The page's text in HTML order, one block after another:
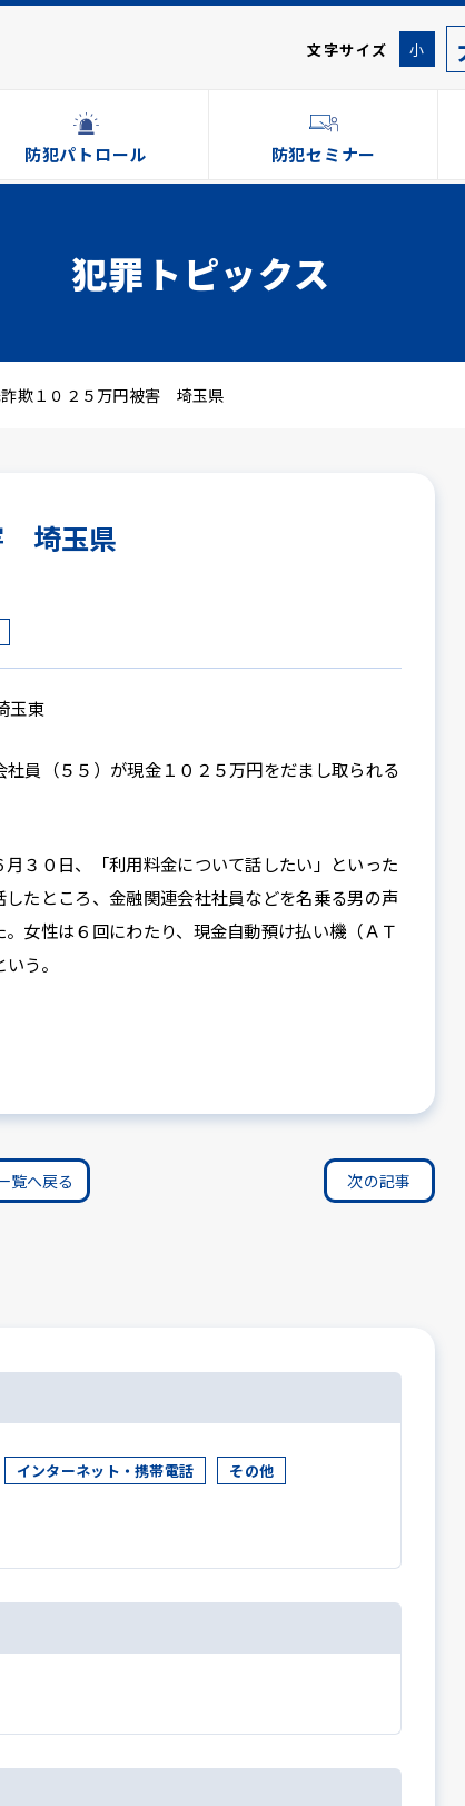
文字サイズ 小
防犯パトロール 防犯セミナー
犯罪トピックス
欺１０２５万円被害 埼玉県
埼玉県
玉東
員（５５）が現金１０２５万円をだまし取られる
３０日、「利用料金について話したい」といった
たところ、金融関連会社社員などを名乗る男の声
女性は６回にわたり、現金自動預け払い機（ＡＴ
う。
覧へ戻る 次の記事
インターネット・携帯電話
その他